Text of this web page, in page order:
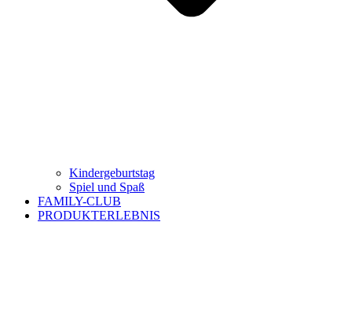
Kindergeburtstag
Spiel und Spaß
FAMILY-CLUB
PRODUKTERLEBNIS